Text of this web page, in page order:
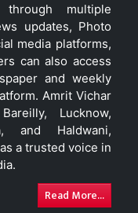
multiple
updates, Photo
media platforms,
can also access
and weekly
Amrit Vichar
Lucknow,
and Haldwani,
a trusted voice in
Read More...